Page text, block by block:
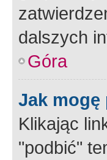
dalszych
Góra
Jak mogę
Klikając
"podbić"